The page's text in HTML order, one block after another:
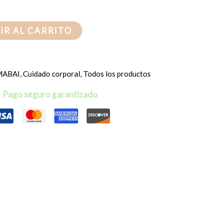
AL CARRITO
,Cuidado corporal, Todos los productos
Pago seguro garantizado